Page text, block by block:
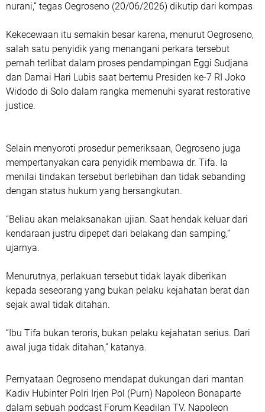
nurani,” tegas Oegroseno (20/06/2026) dikutip dari kompas
Kekecewaan itu semakin besar karena, menurut Oegroseno,
salah satu penyidik yang menangani perkara tersebut
pernah terlibat dalam proses pendampingan Eggi Sudjana
dan Damai Hari Lubis saat bertemu Presiden ke-7 RI Joko
Widodo di Solo dalam rangka memenuhi syarat restorative
justice.
Selain menyoroti prosedur pemeriksaan, Oegroseno juga
mempertanyakan cara penyidik membawa dr. Tifa. Ia
menilai tindakan tersebut berlebihan dan tidak sebanding
dengan status hukum yang bersangkutan.
“Beliau akan melaksanakan ujian. Saat hendak keluar dari
kendaraan justru dipepet dari belakang dan samping,”
ujarnya.
Menurutnya, perlakuan tersebut tidak layak diberikan
kepada seseorang yang bukan pelaku kejahatan berat dan
sejak awal tidak ditahan.
“Ibu Tifa bukan teroris, bukan pelaku kejahatan serius. Dari
awal juga tidak ditahan,” katanya.
Pernyataan Oegroseno mendapat dukungan dari mantan
Kadiv Hubinter Polri Irjen Pol (Purn) Napoleon Bonaparte
dalam sebuah podcast Forum Keadilan TV. Napoleon